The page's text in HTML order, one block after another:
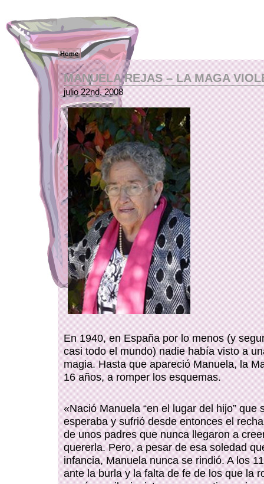
Home
MANUELA REJAS – LA MAGA
julio 22nd, 2008
En 1940, en España por lo menos (y
casi todo el mundo) nadie había visto a
magia. Hasta que apareció Manuela, la
16 años, a romper los esquemas.
«Nació Manuela “en el lugar del hijo” que
esperaba y sufrió desde entonces el
de unos padres que nunca llegaron a
quererla. Pero, a pesar de esa soledad
infancia, Manuela nunca se rindió. A los
ante la burla y la falta de fe de los que la